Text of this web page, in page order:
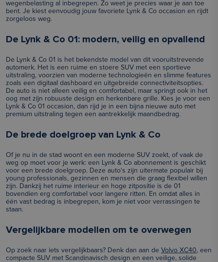
wegenbelasting al inbegrepen. Zo weet je precies waar je aan toe
bent. Je kiest eenvoudig jouw favoriete Lynk & Co occasion en rijdt
zorgeloos weg.
De Lynk & Co 01: modern, veilig en opvallend
De Lynk & Co 01 is het bekendste model van dit vooruitstrevende
automerk. Het is een ruime en stoere SUV met een sportieve
uitstraling, voorzien van moderne technologieën en slimme features
zoals een digitaal dashboard en uitgebreide connectiviteitsopties.
De auto is niet alleen veilig en comfortabel, maar springt ook in het
oog met zijn robuuste design en herkenbare grille. Kies je voor een
Lynk & Co 01 occasion, dan rijd je in een bijna nieuwe auto met
premium uitstraling tegen een aantrekkelijk maandbedrag.
De brede doelgroep van Lynk & Co
Of je nu in de stad woont en een moderne SUV zoekt, of vaak de
weg op moet voor je werk: een Lynk & Co abonnement is geschikt
voor een brede doelgroep. Deze auto's zijn uitermate populair bij
young professionals, gezinnen en mensen die graag flexibel willen
zijn. Dankzij het ruime interieur en hoge zitpositie is de 01
bovendien erg comfortabel voor langere ritten. En omdat alles in
één vast bedrag is inbegrepen, kom je niet voor verrassingen te
staan.
Vergelijkbare modellen om te overwegen
Op zoek naar iets vergelijkbaars? Denk dan aan de Volvo XC40, een
compacte SUV met Scandinavisch design en een veilige, solide